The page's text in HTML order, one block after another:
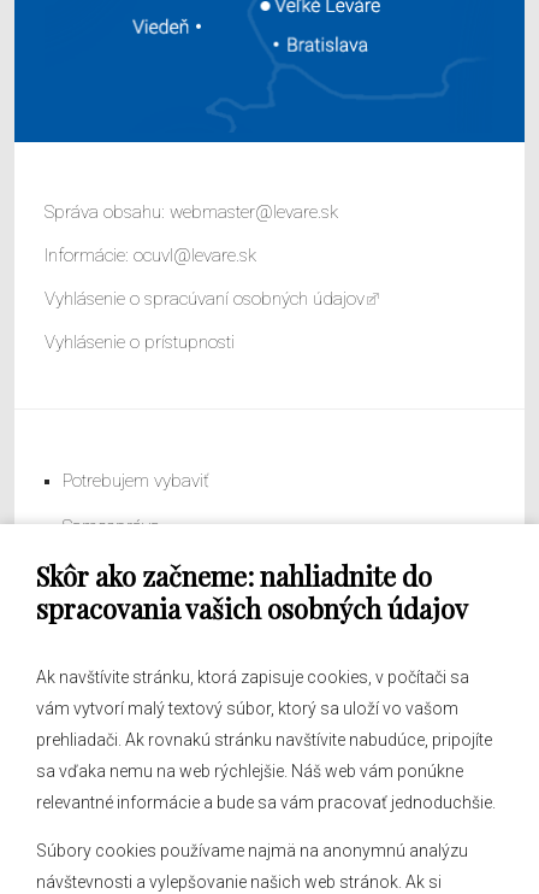
Skôr ako začneme: nahliadnite do
spracovania vašich osobných údajov
Ak navštívite stránku, ktorá zapisuje cookies, v počítači sa
vám vytvorí malý textový súbor, ktorý sa uloží vo vašom
prehliadači. Ak rovnakú stránku navštívite nabudúce, pripojíte
sa vďaka nemu na web rýchlejšie. Náš web vám ponúkne
relevantné informácie a bude sa vám pracovať jednoduchšie.
Súbory cookies používame najmä na anonymnú analýzu
návštevnosti a vylepšovanie našich web stránok. Ak si
Správa obsahu: webmaster@levare.sk
Informácie: ocuvl@levare.sk
Vyhlásenie o spracúvaní osobných údajov
Vyhlásenie o prístupnosti
Potrebujem vybaviť
Samospráva
Obecný úrad
O obci
Hlásenia obecného rozhlasu